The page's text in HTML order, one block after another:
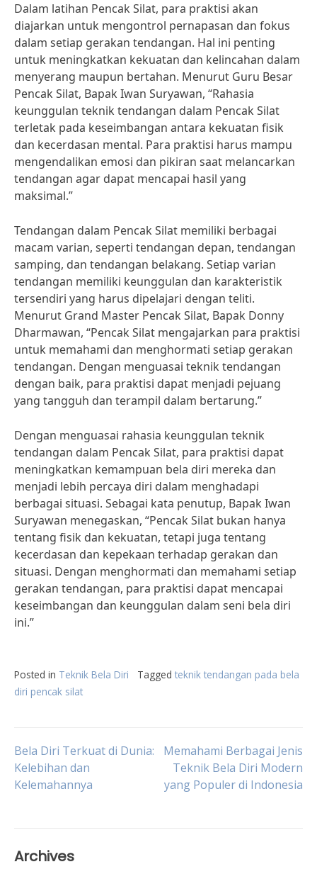
Dalam latihan Pencak Silat, para praktisi akan
diajarkan untuk mengontrol pernapasan dan fokus
dalam setiap gerakan tendangan. Hal ini penting
untuk meningkatkan kekuatan dan kelincahan dalam
menyerang maupun bertahan. Menurut Guru Besar
Pencak Silat, Bapak Iwan Suryawan, “Rahasia
keunggulan teknik tendangan dalam Pencak Silat
terletak pada keseimbangan antara kekuatan fisik
dan kecerdasan mental. Para praktisi harus mampu
mengendalikan emosi dan pikiran saat melancarkan
tendangan agar dapat mencapai hasil yang
maksimal.”
Tendangan dalam Pencak Silat memiliki berbagai
macam varian, seperti tendangan depan, tendangan
samping, dan tendangan belakang. Setiap varian
tendangan memiliki keunggulan dan karakteristik
tersendiri yang harus dipelajari dengan teliti.
Menurut Grand Master Pencak Silat, Bapak Donny
Dharmawan, “Pencak Silat mengajarkan para praktisi
untuk memahami dan menghormati setiap gerakan
tendangan. Dengan menguasai teknik tendangan
dengan baik, para praktisi dapat menjadi pejuang
yang tangguh dan terampil dalam bertarung.”
Dengan menguasai rahasia keunggulan teknik
tendangan dalam Pencak Silat, para praktisi dapat
meningkatkan kemampuan bela diri mereka dan
menjadi lebih percaya diri dalam menghadapi
berbagai situasi. Sebagai kata penutup, Bapak Iwan
Suryawan menegaskan, “Pencak Silat bukan hanya
tentang fisik dan kekuatan, tetapi juga tentang
kecerdasan dan kepekaan terhadap gerakan dan
situasi. Dengan menghormati dan memahami setiap
gerakan tendangan, para praktisi dapat mencapai
keseimbangan dan keunggulan dalam seni bela diri
ini.”
Posted in Teknik Bela Diri Tagged teknik tendangan pada bela
diri pencak silat
Post
navigation
Bela Diri Terkuat di Dunia:
Kelebihan dan
Kelemahannya
Memahami Berbagai Jenis
Teknik Bela Diri Modern
yang Populer di Indonesia
Archives